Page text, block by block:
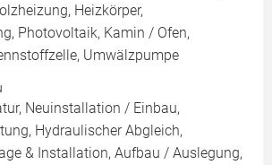
Heizkörper,
Photovoltaik, Kamin / Ofen,
Umwälzpumpe
Neuinstallation / Einbau,
Hydraulischer Abgleich,
& Installation, Aufbau / Auslegung,